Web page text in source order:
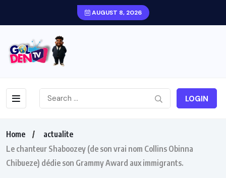
AUGUST 8, 2026
LOGIN
Home
actualite
Le chanteur Shaboozey (de son vrai nom Collins Obinna
Chibueze) dédie son Grammy Award aux immigrants.